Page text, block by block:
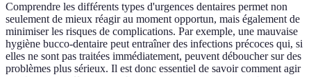
Comprendre les différents types d'urgences dentaires permet non
seulement de mieux réagir au moment opportun, mais également de
minimiser les risques de complications. Par exemple, une mauvaise
hygiène bucco-dentaire peut entraîner des infections précoces qui, si
elles ne sont pas traitées immédiatement, peuvent déboucher sur des
problèmes plus sérieux. Il est donc essentiel de savoir comment agir